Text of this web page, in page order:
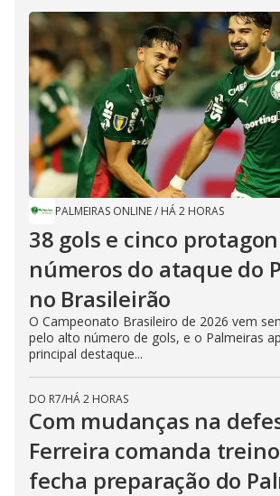
PALMEIRAS ONLINE/ HÁ 2 HORAS
38 gols e cinco
números do ataque do
no Brasileirão
O Campeonato Brasileiro de 2026 vem
pelo alto número de gols, e o Palmeiras
principal destaque...
DO R7/HÁ 2 HORAS
Com mudanças na
Ferreira comanda
fecha preparação do